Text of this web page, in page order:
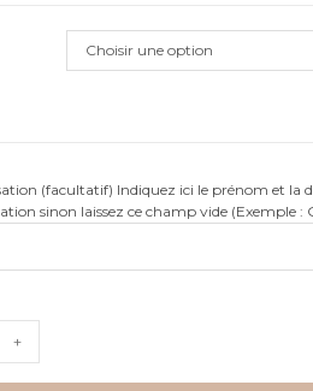
Choisir une option
(facultatif) Indiquez ici le prénom et la
sinon laissez ce champ vide (Exemple :
+